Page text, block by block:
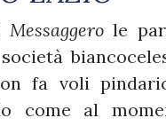
Messaggerole
fa voli
come al